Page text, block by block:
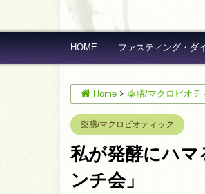
HOME ファスティング・ダ
Home 薬膳/マクロビオテ
薬膳/マクロビオティック
私が発酵にハマ
ンチ会」